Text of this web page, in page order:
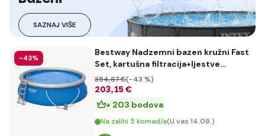
SAZNAJ VIŠE
-43%
Bestway Nadzemni bazen kružni Fast
Set, kartušna filtracija+ljestve
promjer 4,57m x 122 cm
203,15 €
354,67 €(-43 %)
+ 203 bodova
Na zalihi 5 komad/a(U vas 14.08.)